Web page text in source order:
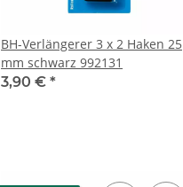
BH-Verlängerer 3 x 2 Haken 25
mm schwarz 992131
3,90 € *